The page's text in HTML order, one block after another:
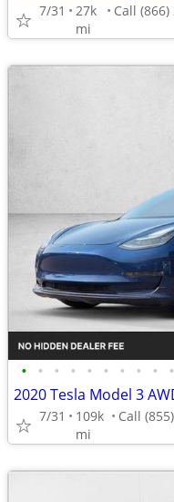
7/31
27k
mi
• • • • • • • • • •
7/31
109k
mi